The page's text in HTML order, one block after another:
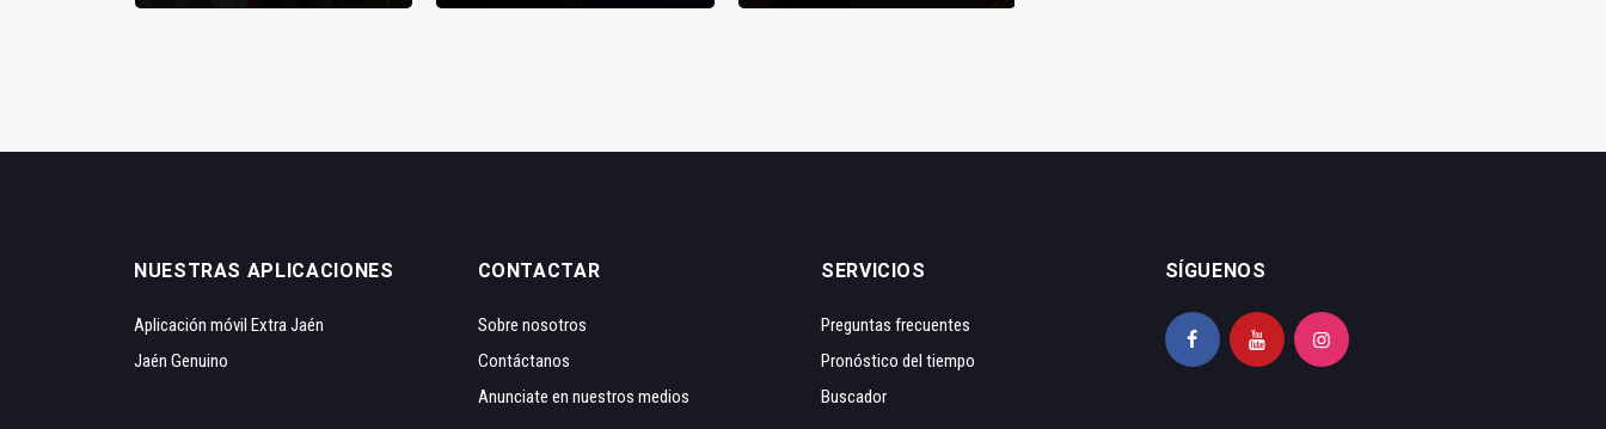
NUESTRAS APLICACIONES
Aplicación móvil Extra Jaén
Jaén Genuino
CONTACTAR
Sobre nosotros
Contáctanos
Anunciate en nuestros medios
SERVICIOS
Preguntas frecuentes
Pronóstico del tiempo
Buscador
SÍGUENOS